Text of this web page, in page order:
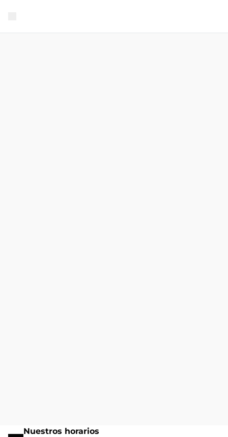
Nuestros horarios